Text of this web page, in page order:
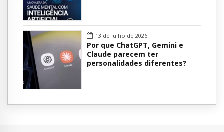
13 de julho de 2026
Por que ChatGPT, Gemini e
Claude parecem ter
personalidades diferentes?